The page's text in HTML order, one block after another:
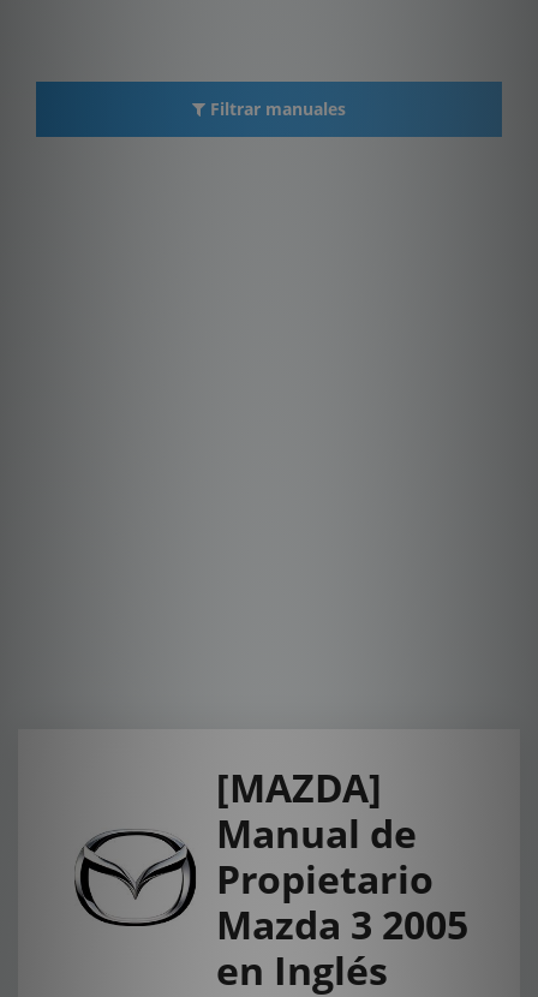
Filtrar manuales
[MAZDA]
Manual de
Propietario
Mazda 3 2005
en Inglés